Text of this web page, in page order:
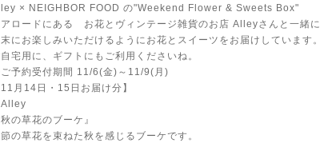
× NEIGHBOR FOOD の"Weekend Flower & Sweets Box"
アロードにある お花とヴィンテージ雑貨のお店 Alleyさんと一緒に
にお楽しみいただけるようにお花とスイーツをお届けしています。
宅用に、ギフトにもご利用くださいね。
予約受付期間 11/6(金)～11/9(月)
11月14日・15日お届け分】
秋の草花のブーケ』
の草花を束ねた秋を感じるブーケです。